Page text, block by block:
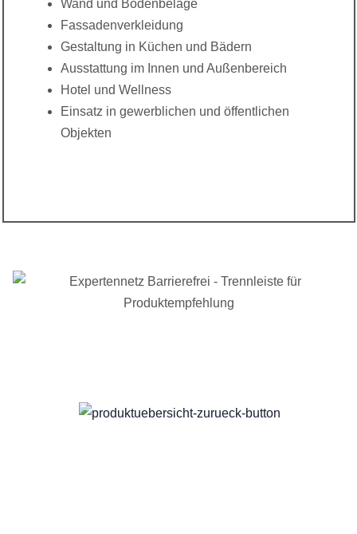
Wand und Bodenbeläge
Fassadenverkleidung
Gestaltung in Küchen und Bädern
Ausstattung im Innen und Außenbereich
Hotel und Wellness
Einsatz in gewerblichen und öffentlichen
Objekten